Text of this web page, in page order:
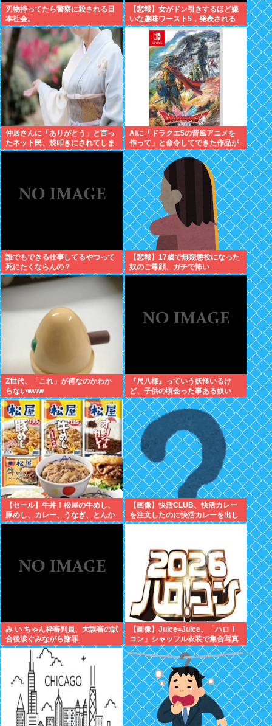
刃物持ってたら警察に殺される日
本社会。
【悲報】女がドン引きするほど嫌
いな趣味ワースト5，発表される
仲居さんに「ありがとう」と言っ
たネット民、袋叩きにされてしま
う…
AIに「ドラクエ5の昔風アニメを
作って」と命令してできた作品が
これ、感想よろ
誰でもできる仕事してるやつって
死にたくならんの？
【悲報】17歳で無期懲役になった
奴のご尊顔、ガチで怖い
Z世代、「これ」が何なのかわか
らないwww
『尺八様』っていう妖怪いるけ
ど、子供の頃会った事ある奴い
る？？
【セール】牛丼！松屋の牛めし、
豚めし、カレー、うなぎ、とんか
つなどなどの冷凍食品がセール
【画像】快活CLUB、快活カレー
を注文したのに快活カレーを出し
てしまい炎上ｗｗｗ
み い ちゃん枠審判員、大誤審の試
合後涙ぐみながら謝罪
【画像】Juice=Juice、「ハロ！
コン」シャッフル衣装で集合写真